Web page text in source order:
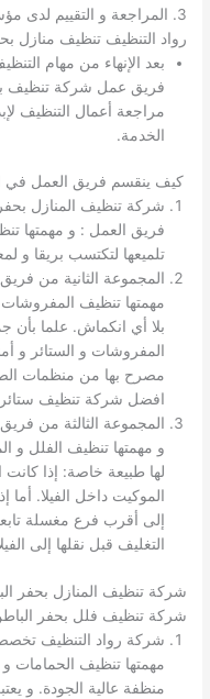
3. المراجعة و التقييم
رواد التنظيف تنظيف منازل
بعد الإنهاء من مهام
فريق عمل شركة تنظيف
مراجعة أعمال التنظيف
الخدمة.
كيف ينقسم فريق العمل في
شركة تنظيف المنازل
فريق العمل : و مهمتها
تلميعها لتكتسب بريقا و
المجموعة الثانية من
مهمتها تنظيف المفروشات
بلا أي انكماش. علما بأن
المفروشات و الستائر و
مصرح بها من منظمات
افضل شركة تنظيف ستائر
المجموعة الثالثة من
و مهمتها تنظيف الفلل و
لها طبيعة خاصة: إذا كانت
الموكيت داخل الفيلا. أما
إلى أقرب فرع مغسلة
التغليف قبل نقلها إلى
شركة تنظيف المنازل بحفر
شركة تنظيف فلل بحفر
شركة رواد التنظيف
مهمتها تنظيف الحمامات و
منظفة عالية الجودة. و